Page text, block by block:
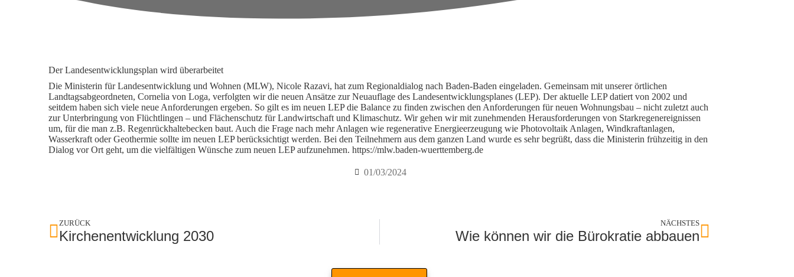
Der Landesentwicklungsplan wird überarbeitet
Die Ministerin für Landesentwicklung und Wohnen (MLW), Nicole Razavi, hat zum Regionaldialog nach Baden-Baden eingeladen. Gemeinsam mit unserer örtlichen
Landtagsabgeordneten, Cornelia von Loga, verfolgten wir die neuen Ansätze zur Neuauflage des Landesentwicklungsplanes (LEP). Der aktuelle LEP datiert von 2002 und
seitdem haben sich viele neue Anforderungen ergeben. So gilt es im neuen LEP die Balance zu finden zwischen den Anforderungen für neuen Wohnungsbau – nicht zuletzt auch
zur Unterbringung von Flüchtlingen – und Flächenschutz für Landwirtschaft und Klimaschutz. Wir gehen wir mit zunehmenden Herausforderungen von Starkregenereignissen
um, für die man z.B. Regenrückhaltebecken baut. Auch die Frage nach mehr Anlagen wie regenerative Energieerzeugung wie Photovoltaik Anlagen, Windkraftanlagen,
Wasserkraft oder Geothermie sollte im neuen LEP berücksichtigt werden. Bei den Teilnehmern aus dem ganzen Land wurde es sehr begrüßt, dass die Ministerin frühzeitig in den
Dialog vor Ort geht, um die vielfältigen Wünsche zum neuen LEP aufzunehmen. https://mlw.baden-wuerttemberg.de
01/03/2024
ZURÜCK
Kirchenentwicklung 2030
NÄCHSTES
Wie können wir die Bürokratie abbauen